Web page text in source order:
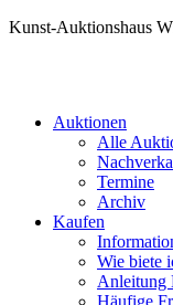
Kunst-Auktionshaus
Auktionen
Alle
Termine
Archiv
Kaufen
Wie biete
Anleitung
Häufige